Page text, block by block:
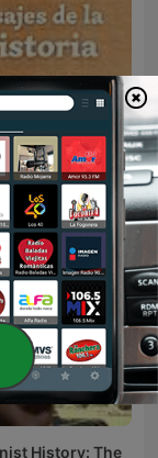
de la Historia
History: The